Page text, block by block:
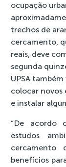
ocupação
trechos de
cercamento,
reais, deve
segunda
UPSA
colocar novos
e instalar
“De acordo
estudos
cercamento
benefícios